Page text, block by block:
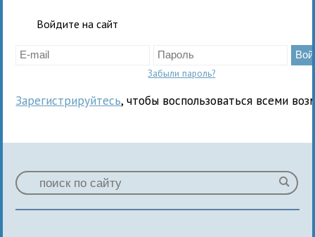
Войдите на сайт
Забыли пароль?
Зарегистрируйтесь, чтобы воспользоваться всеми